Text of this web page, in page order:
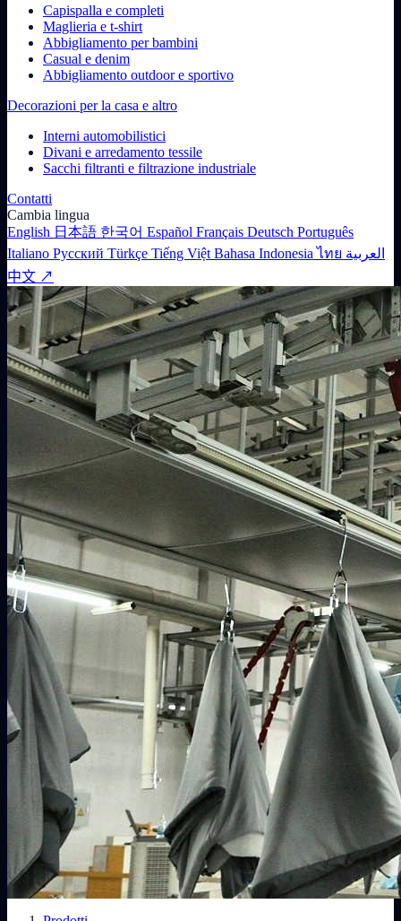
Capispalla e completi
Maglieria e t-shirt
Abbigliamento per bambini
Casual e denim
Abbigliamento outdoor e sportivo
Decorazioni per la casa e altro
Interni automobilistici
Divani e arredamento tessile
Sacchi filtranti e filtrazione industriale
Contatti
Cambia lingua
English 日本語 한국어 Español Français Deutsch Português
Italiano Русский Türkçe Tiếng Việt Bahasa Indonesiaไทย العربية
中文 ↗